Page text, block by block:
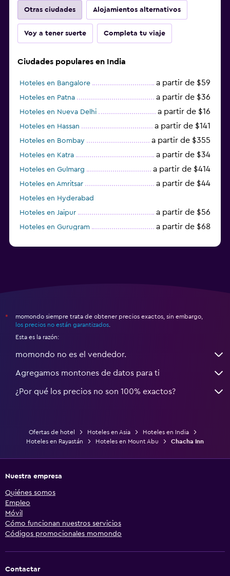
Otras ciudades Alojamientos alternativos
Voy a tener suerte Completa tu viaje
Ciudades populares en India
Hoteles en Bangalore a partir de $59
Hoteles en Patna a partir de $36
Hoteles en Nueva Delhi a partir de $16
Hoteles en Hassan a partir de $141
Hoteles en Bombay a partir de $355
Hoteles en Katra a partir de $34
Hoteles en Gulmarg a partir de $414
Hoteles en Amritsar a partir de $44
Hoteles en Hyderabad
Hoteles en Jaipur
a partir de $56
Hoteles en Gurugram a partir de $68
*
momondo siempre trata de obtener precios exactos, sin embargo,
los precios no están garantizados
Esta es la razón:
momondo no es el vendedor.
Agregamos montones de datos para ti
¿Por qué los precios no son 100% exactos?
Ofertas de hotel Hoteles en Asia
Hoteles en India
Hoteles en Rayastán
Hoteles en Mount Abu Chacha Inn
Nuestra empresa
Quiénes somos
Empleo
Móvil
Cómo funcionan nuestros servicios
Códigos promocionales momondo
Contactar